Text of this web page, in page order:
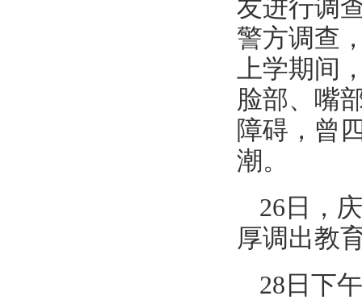
友进行调
警方调查
上学期间
脸部、嘴
障碍，曾
潮。
26日，
厚调出教
28日下